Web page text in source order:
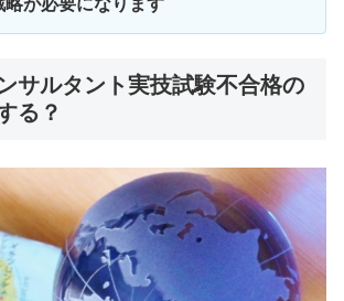
サルタント実技試験不合格の
る？